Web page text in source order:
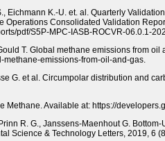
Eichmann K.-U. et. al. Quarterly
Operations Consolidated Validation
pdf/S5P-MPC-IASB-ROCVR-06.0.1-
T. Global methane emissions from
methane-emissions-from-oil-and-gas.
G. et al. Circumpolar distribution and
Methane. Available at: https://
R. G., Janssens-Maenhout G.
Science & Technology Letters, 2019, 6